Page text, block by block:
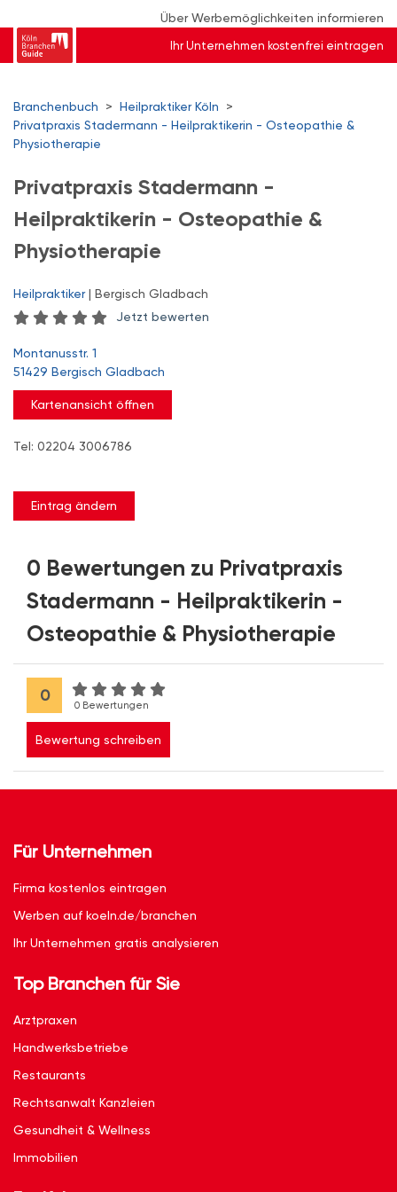
Über Werbemöglichkeiten informieren
Ihr Unternehmen kostenfrei eintragen
Branchenbuch > Heilpraktiker Köln
>
Privatpraxis Stadermann - Heilpraktikerin - Osteopathie &
Physiotherapie
Privatpraxis Stadermann -
Heilpraktikerin - Osteopathie &
Physiotherapie
Heilpraktiker| Bergisch Gladbach
Jetzt bewerten
Montanusstr. 1
51429 Bergisch Gladbach
Kartenansicht öffnen
Tel: 02204 3006786
Eintrag ändern
0 Bewertungen zu Privatpraxis
Stadermann - Heilpraktikerin -
Osteopathie & Physiotherapie
0
0 Bewertungen
Bewertung schreiben
Für Unternehmen
Firma kostenlos eintragen
Werben auf koeln.de/branchen
Ihr Unternehmen gratis analysieren
Top Branchen für Sie
Arztpraxen
Handwerksbetriebe
Restaurants
Rechtsanwalt Kanzleien
Gesundheit & Wellness
Immobilien